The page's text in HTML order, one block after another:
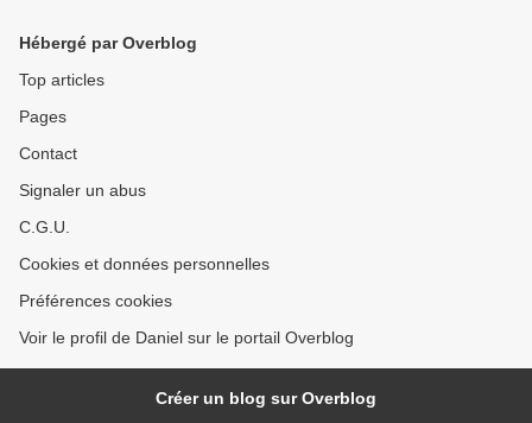
Hébergé par Overblog
Top articles
Pages
Contact
Signaler un abus
C.G.U.
Cookies et données personnelles
Préférences cookies
Voir le profil de Daniel sur le portail Overblog
Créer un blog sur Overblog